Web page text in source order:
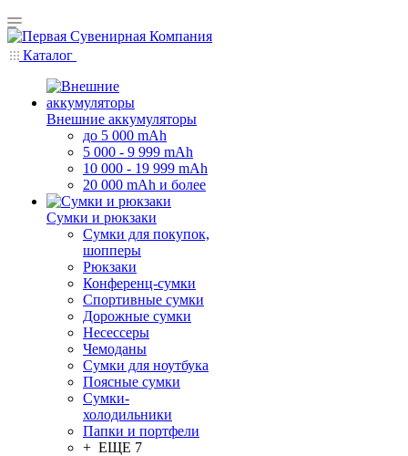
Каталог
Внешние аккумуляторы
до 5 000 mAh
5 000 - 9 999 mAh
10 000 - 19 999 mAh
20 000 mAh и более
Сумки и рюкзаки
Сумки для покупок,
шопперы
Рюкзаки
Конференц-сумки
Спортивные сумки
Дорожные сумки
Несессеры
Чемоданы
Сумки для ноутбука
Поясные сумки
Сумки-
холодильники
Папки и портфели
+ ЕЩЕ 7